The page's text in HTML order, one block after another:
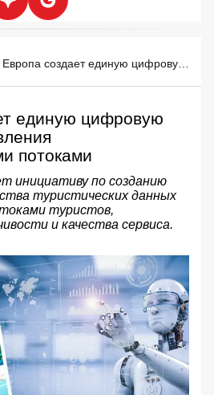
единую цифровую
потоками
инициативу по созданию
туристических данных
туристов,
и качества сервиса.